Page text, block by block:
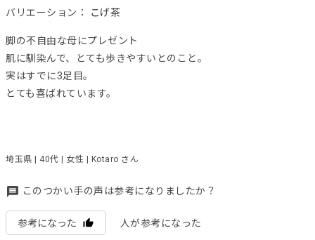
バリエーション： こげ茶
脚の不自由な母にプレゼント
肌に馴染んで、とても歩きやすいとのこと。
実はすでに3足目。
とても喜ばれています。
埼玉県 | 40代 | 女性 | Kotaro さん
このつかい手の声は参考になりましたか？
参考になった 人が参考になった